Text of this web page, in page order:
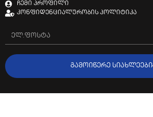
ჩემი პროფილი
კონფიდენციალურობის პოლიტიკა
ᲒᲐᲛᲝᲘᲬᲔᲠᲔ ᲡᲘᲐᲮᲚᲔᲔᲑᲘ